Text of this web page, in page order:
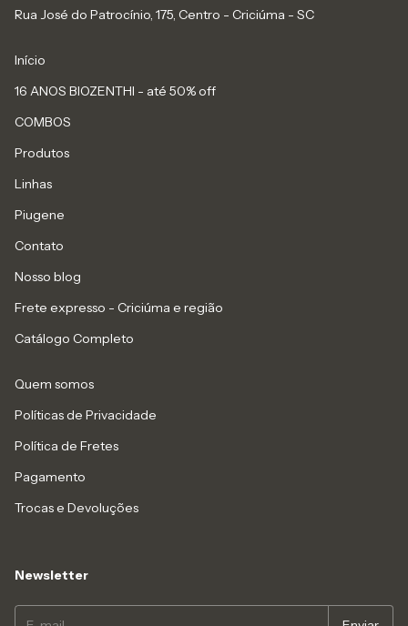
Rua José do Patrocínio, 175, Centro - Criciúma - SC
Início
16 ANOS BIOZENTHI - até 50% off
COMBOS
Produtos
Linhas
Piugene
Contato
Nosso blog
Frete expresso - Criciúma e região
Catálogo Completo
Quem somos
Políticas de Privacidade
Política de Fretes
Pagamento
Trocas e Devoluções
Newsletter